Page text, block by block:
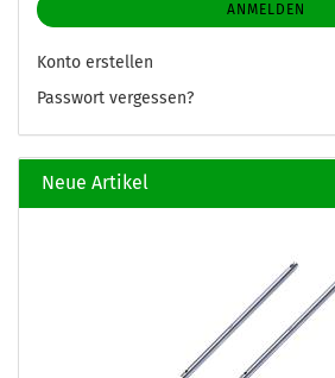
ANMELDEN
Konto erstellen
Passwort vergessen?
Neue Artikel